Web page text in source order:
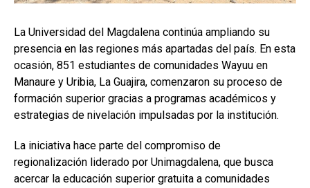
La Universidad del Magdalena continúa ampliando su
presencia en las regiones más apartadas del país. En esta
ocasión, 851 estudiantes de comunidades Wayuu en
Manaure y Uribia, La Guajira, comenzaron su proceso de
formación superior gracias a programas académicos y
estrategias de nivelación impulsadas por la institución.
La iniciativa hace parte del compromiso de
regionalización liderado por Unimagdalena, que busca
acercar la educación superior gratuita a comunidades